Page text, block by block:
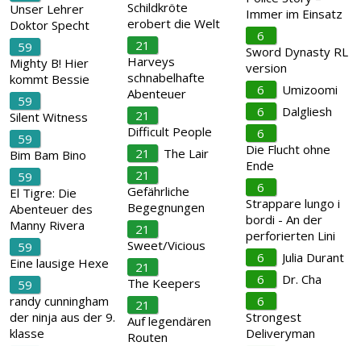
Unser Lehrer
Doktor Specht
59
Mighty B! Hier
kommt Bessie
59
Silent Witness
59
Bim Bam Bino
59
El Tigre: Die
Abenteuer des
Manny Rivera
59
Eine lausige Hexe
59
randy cunningham
der ninja aus der 9.
klasse
Schildkröte
erobert die Welt
21
Harveys
schnabelhafte
Abenteuer
21
Difficult People
21
The Lair
21
Gefährliche
Begegnungen
21
Sweet/Vicious
21
The Keepers
21
Auf legendären
Routen
Immer im Einsatz
6
Sword Dynasty RL
version
6
Umizoomi
6
Dalgliesh
6
Die Flucht ohne
Ende
6
Strappare lungo i
bordi - An der
perforierten Lini
6
Julia Durant
6
Dr. Cha
6
Strongest
Deliveryman